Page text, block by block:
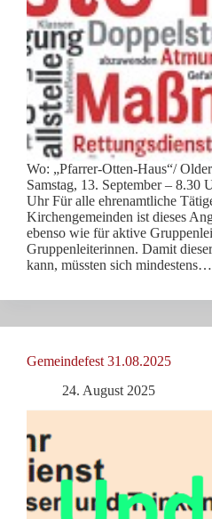
Wo: „Pfarrer-Otten-Haus“/
Samstag, 13. September – 8.30
Uhr Für alle ehrenamtliche
Kirchengemeinden ist dieses
ebenso wie für aktive
Gruppenleiterinnen. Damit
kann, müssten sich mindestens…
Gemeindefest 31.08.2025
24. August 2025